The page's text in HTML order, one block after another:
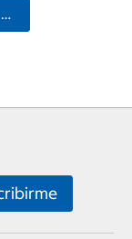
Seleccionar